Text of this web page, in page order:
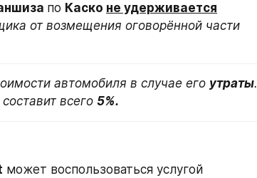
по Каско не удерживается
от возмещения оговорённой части
автомобиля в случае его утраты.
всего 5%.